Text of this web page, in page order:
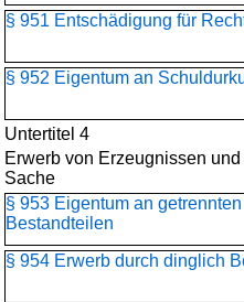
§ 951 Entschädigung für
§ 952 Eigentum an
Untertitel 4
Erwerb von Erzeugnissen
Sache
§ 953 Eigentum an
Bestandteilen
§ 954 Erwerb durch dinglich